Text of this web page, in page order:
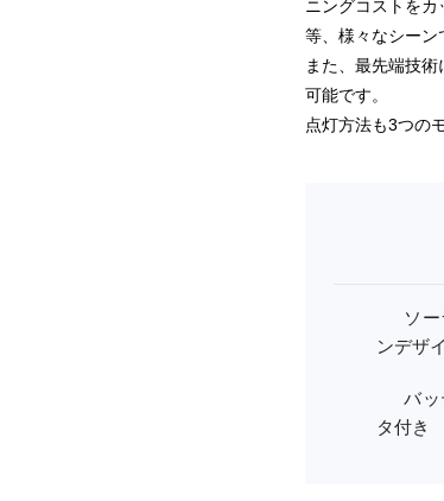
ニングコストを
等、様々なシーン
また、最先端技
可能です。
点灯方法も3つの
ソ
ンデザ
バッ
タ付き